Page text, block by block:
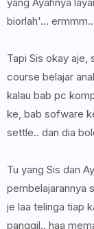
biorlah'... ermmm..
Tapi Sis okay
course belajar
kalau bab pc
ke, bab sofware
settle.. dan dia
Tu yang Sis dan
pembelajarannya
je laa telinga tiap
panggil.. haa